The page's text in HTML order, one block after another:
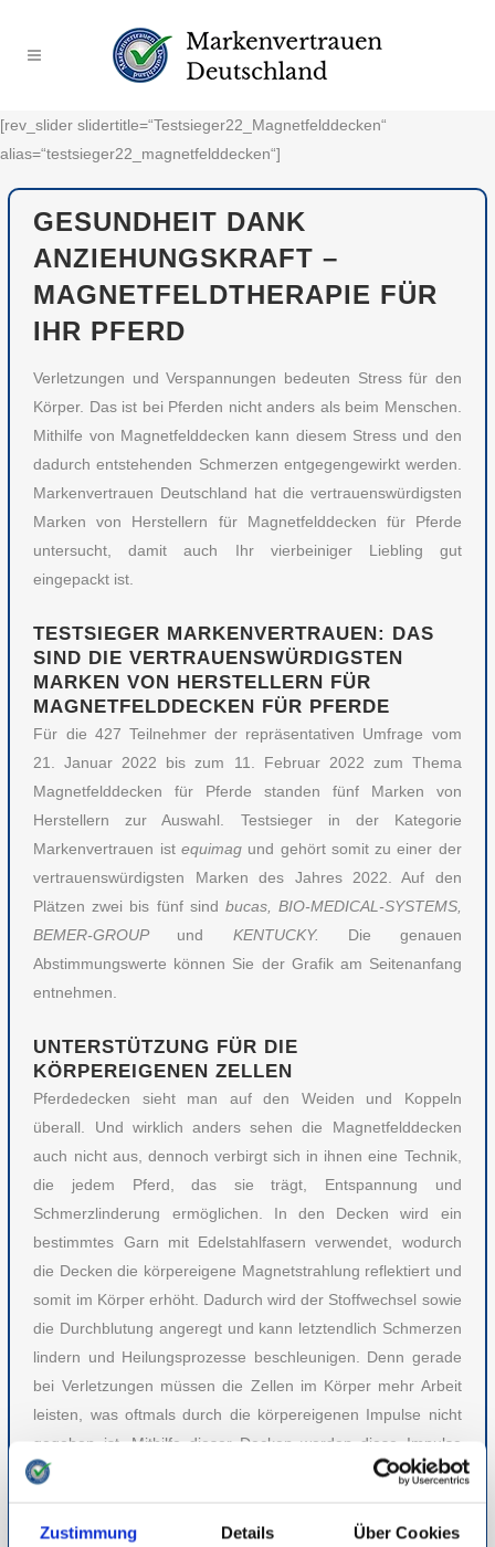
Zustimmung Details Über Cookies
[rev_slider slidertitle=“Testsieger22_Magnetfelddecken“
alias=“testsieger22_magnetfelddecken“]
GESUNDHEIT DANK
ANZIEHUNGSKRAFT –
MAGNETFELDTHERAPIE FÜR
IHR PFERD
Verletzungen und Verspannungen bedeuten Stress für den
Körper. Das ist bei Pferden nicht anders als beim Menschen.
Mithilfe von Magnetfelddecken kann diesem Stress und den
dadurch entstehenden Schmerzen entgegengewirkt werden.
Markenvertrauen Deutschland hat die vertrauenswürdigsten
Marken von Herstellern für Magnetfelddecken für Pferde
untersucht, damit auch Ihr vierbeiniger Liebling gut
eingepackt ist.
TESTSIEGER MARKENVERTRAUEN: DAS
SIND DIE VERTRAUENSWÜRDIGSTEN
MARKEN VON HERSTELLERN FÜR
MAGNETFELDDECKEN FÜR PFERDE
Für die 427 Teilnehmer der repräsentativen Umfrage vom
21. Januar 2022 bis zum 11. Februar 2022 zum Thema
Magnetfelddecken für Pferde standen fünf Marken von
Herstellern zur Auswahl. Testsieger in der Kategorie
Markenvertrauen ist equimagund gehört somit zu einer der
vertrauenswürdigsten Marken des Jahres 2022. Auf den
Plätzen zwei bis fünf sind bucas, BIO-MEDICAL-SYSTEMS,
BEMER-GROUP und KENTUCKY. Die genauen
Abstimmungswerte können Sie der Grafik am Seitenanfang
entnehmen.
UNTERSTÜTZUNG FÜR DIE
KÖRPEREIGENEN ZELLEN
Pferdedecken sieht man auf den Weiden und Koppeln
überall. Und wirklich anders sehen die Magnetfelddecken
auch nicht aus, dennoch verbirgt sich in ihnen eine Technik,
die jedem Pferd, das sie trägt, Entspannung und
Schmerzlinderung ermöglichen. In den Decken wird ein
bestimmtes Garn mit Edelstahlfasern verwendet, wodurch
die Decken die körpereigene Magnetstrahlung reflektiert und
somit im Körper erhöht. Dadurch wird der Stoffwechsel sowie
die Durchblutung angeregt und kann letztendlich Schmerzen
lindern und Heilungsprozesse beschleunigen. Denn gerade
bei Verletzungen müssen die Zellen im Körper mehr Arbeit
leisten, was oftmals durch die körpereigenen Impulse nicht
gegeben ist. Mithilfe dieser Decken werden diese Impulse
verstärkt.
kombinierbar, sodass sie zu jeder Jahreszeit einsetzbar sind.